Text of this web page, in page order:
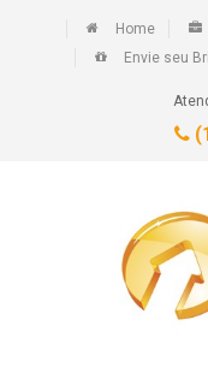
Home
Envie seu